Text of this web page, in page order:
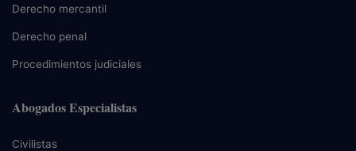
Derecho mercantil
Derecho penal
Procedimientos judiciales
Abogados Especialistas
Civilistas